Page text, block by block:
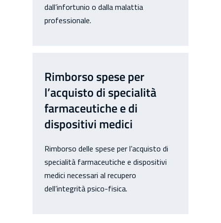
dall’infortunio o dalla malattia
professionale.
Rimborso spese per
l’acquisto di specialità
farmaceutiche e di
dispositivi medici
Rimborso delle spese per l’acquisto di
specialità farmaceutiche e dispositivi
medici necessari al recupero
dell’integrità psico-fisica.